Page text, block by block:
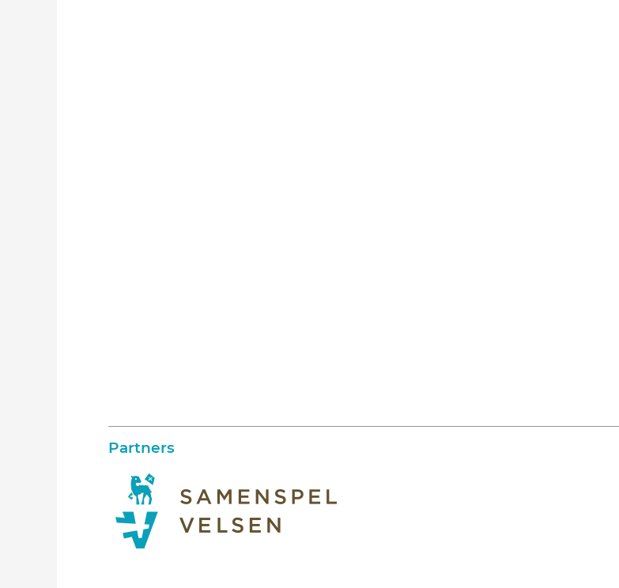
Partners